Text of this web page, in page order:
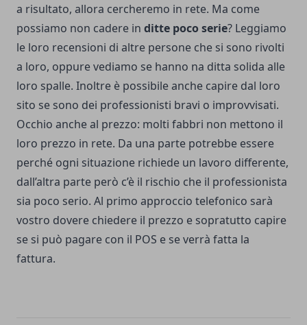
a risultato, allora cercheremo in rete. Ma come
possiamo non cadere in ditte poco serie? Leggiamo
le loro recensioni di altre persone che si sono rivolti
a loro, oppure vediamo se hanno na ditta solida alle
loro spalle. Inoltre è possibile anche capire dal loro
sito se sono dei professionisti bravi o improvvisati.
Occhio anche al prezzo: molti fabbri non mettono il
loro prezzo in rete. Da una parte potrebbe essere
perché ogni situazione richiede un lavoro differente,
dall’altra parte però c’è il rischio che il professionista
sia poco serio. Al primo approccio telefonico sarà
vostro dovere chiedere il prezzo e sopratutto capire
se si può pagare con il POS e se verrà fatta la
fattura.